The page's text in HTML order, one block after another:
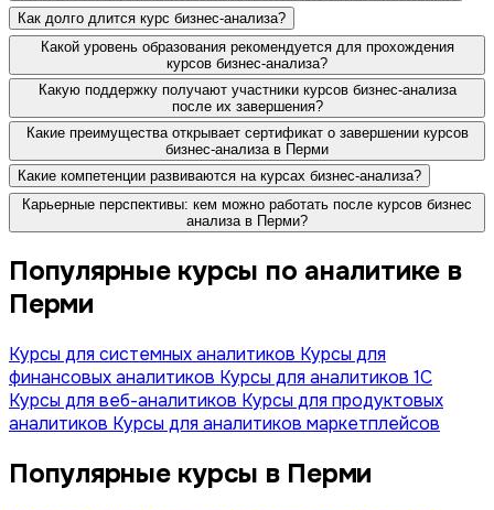
Как долго длится курс бизнес-анализа?
Какой уровень образования рекомендуется для прохождения
курсов бизнес-анализа?
Какую поддержку получают участники курсов бизнес-анализа
после их завершения?
Какие преимущества открывает сертификат о завершении курсов
бизнес-анализа в Перми
Какие компетенции развиваются на курсах бизнес-анализа?
Карьерные перспективы: кем можно работать после курсов бизнес
анализа в Перми?
Популярные курсы по аналитике в
Перми
Курсы для системных аналитиков Курсы для
финансовых аналитиков Курсы для аналитиков 1C
Курсы для веб-аналитиков Курсы для продуктовых
аналитиков Курсы для аналитиков маркетплейсов
Популярные курсы в Перми